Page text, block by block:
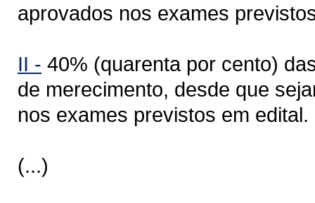
aprovados nos exames
II - 40% (quarenta por cento)
de merecimento, desde que
nos exames previstos em edital.
(...)